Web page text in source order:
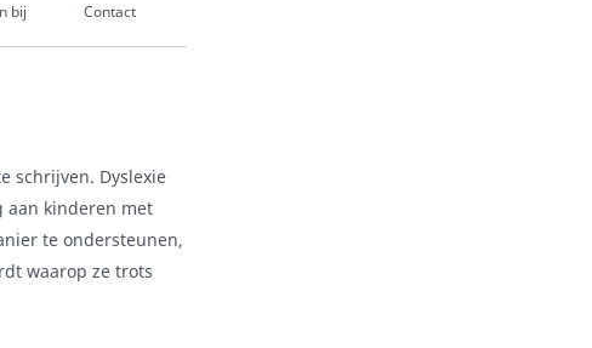
schrijven. Dyslexie
aan kinderen met
te ondersteunen,
waarop ze trots
bij Contact